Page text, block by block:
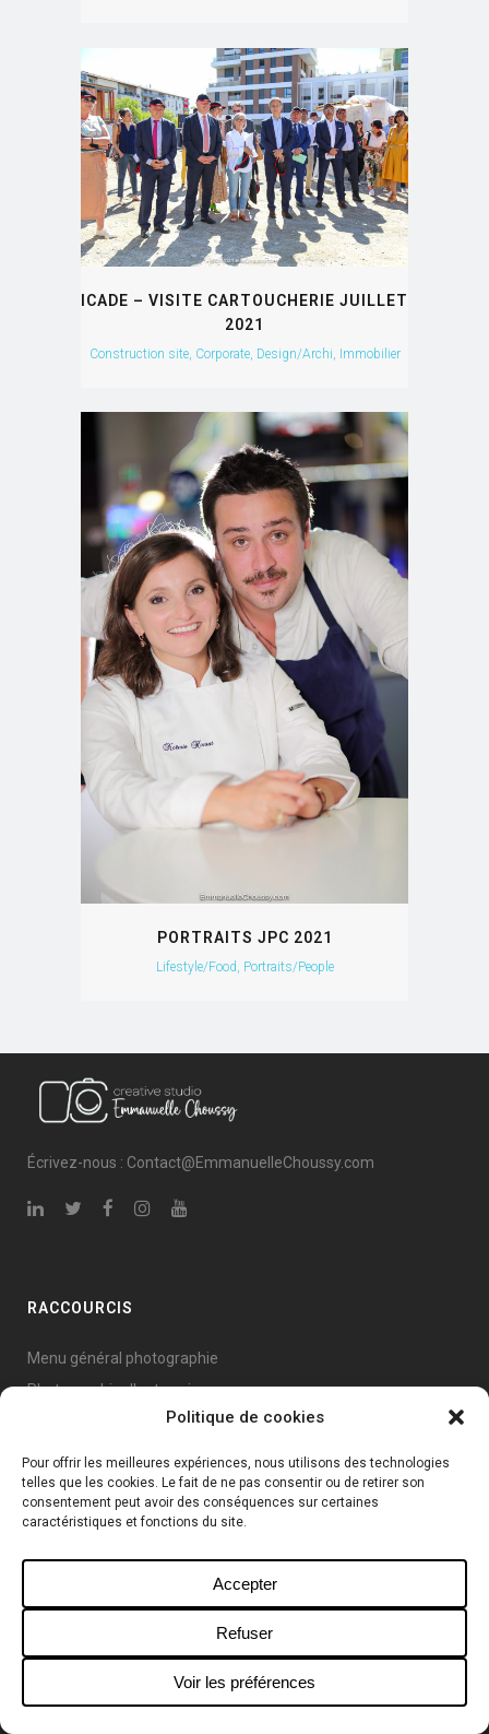
Politique de cookies
Pour offrir les meilleures expériences, nous utilisons des technologies
telles que les cookies. Le fait de ne pas consentir ou de retirer son
consentement peut avoir des conséquences sur certaines
caractéristiques et fonctions du site.
Accepter
Refuser
Voir les préférences
ICADE – VISITE CARTOUCHERIE JUILLET
2021
Construction site, Corporate, Design/Archi, Immobilier
PORTRAITS JPC 2021
Lifestyle/Food, Portraits/People
Écrivez-nous : Contact@EmmanuelleChoussy.com
RACCOURCIS
Menu général photographie
Photographie d'entreprise
Photographie de mode
La team Créa
Fine Art - Expos
RESTONS EN CONTACT !